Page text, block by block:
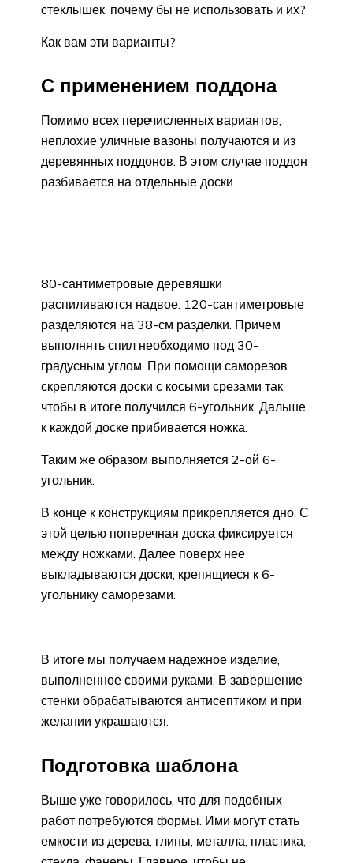
стеклышек, почему бы не использовать и их?
Как вам эти варианты?
С применением поддона
Помимо всех перечисленных вариантов,
неплохие уличные вазоны получаются и из
деревянных поддонов. В этом случае поддон
разбивается на отдельные доски.
80-сантиметровые деревяшки
распиливаются надвое. 120-сантиметровые
разделяются на 38-см разделки. Причем
выполнять спил необходимо под 30-
градусным углом. При помощи саморезов
скрепляются доски с косыми срезами так,
чтобы в итоге получился 6-угольник. Дальше
к каждой доске прибивается ножка.
Таким же образом выполняется 2-ой 6-
угольник.
В конце к конструкциям прикрепляется дно. С
этой целью поперечная доска фиксируется
между ножками. Далее поверх нее
выкладываются доски, крепящиеся к 6-
угольнику саморезами.
В итоге мы получаем надежное изделие,
выполненное своими руками. В завершение
стенки обрабатываются антисептиком и при
желании украшаются.
Подготовка шаблона
Выше уже говорилось, что для подобных
работ потребуются формы. Ими могут стать
емкости из дерева, глины, металла, пластика,